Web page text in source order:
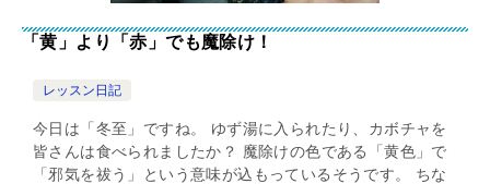
「黄」より「赤」でも魔除け！
レッスン日記
今日は「冬至」ですね。 ゆず湯に入られたり、カボチャを
皆さんは食べられましたか？ 魔除けの色である「黄色」で
「邪気を祓う」という意味が込もっているそうです。 ちな